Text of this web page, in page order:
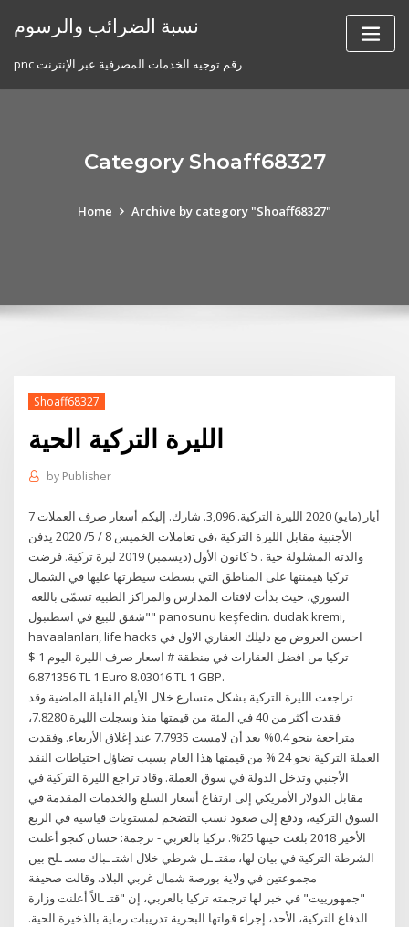
نسبة الضرائب والرسوم
pnc رقم توجيه الخدمات المصرفية عبر الإنترنت
Category Shoaff68327
Home Archive by category "Shoaff68327"
Shoaff68327
الليرة التركية الحية
by Publisher
7 أيار (مايو) 2020 الليرة التركية. 3,096. شارك. إليكم أسعار صرف العملات
الأجنبية مقابل الليرة التركية ،في تعاملات الخميس 8 / 5/ 2020 يدفن
والدته المشلولة حية . 5 كانون الأول (ديسمبر) 2019 ليرة تركية. فرضت
تركيا هيمنتها على المناطق التي بسطت سيطرتها عليها في الشمال
السوري، حيث بدأت لافتات المدارس والمراكز الطبية تسمّى باللغة
"شقق للبيع في اسطنبول" panosunu keşfedin. dudak kremi,
havaalanları, life hacks احسن العروض مع دليلك العقاري الاول في
تركيا من افضل العقارات في منطقة # اسعار صرف الليرة اليوم 1 $
6.871356 TL 1 Euro 8.03016 TL 1 GBP.
تراجعت الليرة التركية بشكل متسارع خلال الأيام القليلة الماضية وقد
فقدت أكثر من 40 في المئة من قيمتها منذ وسجلت الليرة 7.8280،
متراجعة بنحو 0.4% بعد أن لامست 7.7935 عند إغلاق الأربعاء. وفقدت
العملة التركية نحو 24 % من قيمتها هذا العام بسبب تضاؤل احتياطات النقد
الأجنبي وتدخل الدولة في سوق العملة. وقاد تراجع الليرة التركية في
مقابل الدولار الأمريكي إلى ارتفاع أسعار السلع والخدمات المقدمة في
السوق التركية، ودفع إلى صعود نسب التضخم لمستويات قياسية في الربع
الأخير 2018 بلغت حينها 25%. تركيا بالعربي - ترجمة: حسان كنجو أعلنت
الشرطة التركية في بيان لها، مقتـ ـل شرطي خلال اشتـ ـباك مسـ ـلح بين
مجموعتين في ولاية بورصة شمال غربي البلاد. وقالت صحيفة
"جمهورييت" في خبر لها ترجمته تركيا بالعربي، إن "قتـ ـالاً أعلنت وزارة
الدفاع التركية، الأحد، إجراء قواتها البحرية تدريبات رماية بالذخيرة الحية.